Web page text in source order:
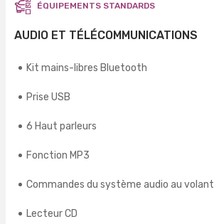
ÉQUIPEMENTS STANDARDS
AUDIO ET TÉLÉCOMMUNICATIONS
Kit mains-libres Bluetooth
Prise USB
6 Haut parleurs
Fonction MP3
Commandes du système audio au volant
Lecteur CD